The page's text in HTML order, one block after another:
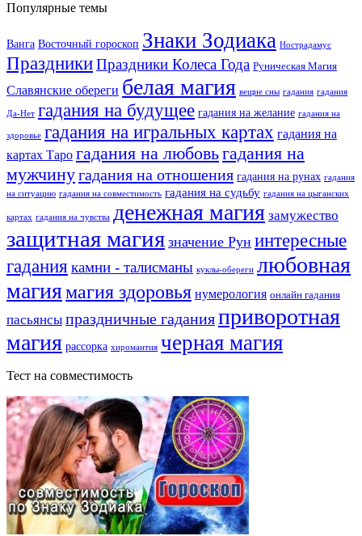
Популярные темы
Ванга Восточный гороскоп Знаки Зодиака Нострадамус
ПраздникиПраздники Колеса Года Руническая Магия
Славянские обереги белая магия вещие сны гадания гадания
Да-Нет гадания на будущее гадания на желание гадания на
здоровье гадания на игральных картах гадания на
картах Таро гадания на любовьгадания на
мужчинугадания на отношения гадания на рунах гадания
на ситуацию гадания на совместимость гадания на судьбу гадания на цыганских
картах гадания на чувства денежная магия замужество
защитная магия значение Рун интересные
гадания камни - талисманы куклы-обереги любовная
магиямагия здоровья нумерология онлайн гадания
пасьянсы праздничные гаданияприворотная
магия рассорка хиромантия черная магия
Тест на совместимость